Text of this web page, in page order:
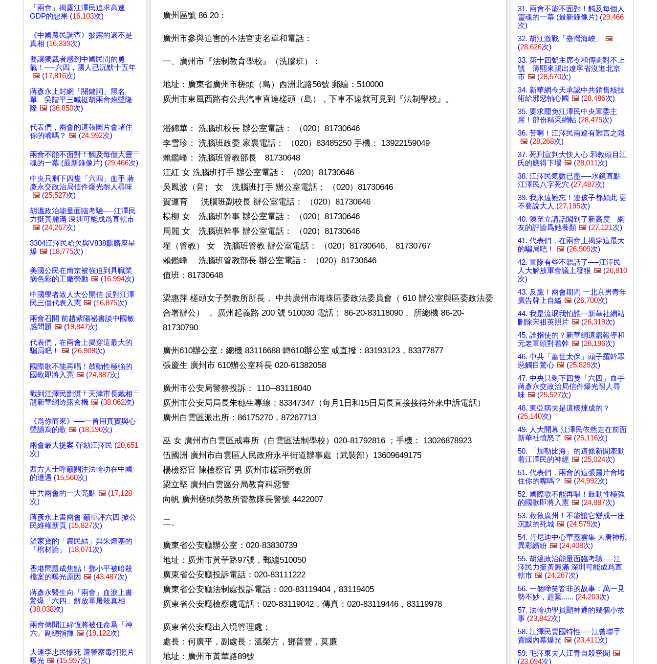
「兩會」揭露江澤民追求高速
GDP的惡果 (16,103次)
《中國農民調查》披露的還不是
真相 (16,339次)
要讓獨裁者感到中國民間的勇
氣！──六四，國人已沉默十五年
🖼️ (17,816次)
蔣彥永上封網「關鍵詞」黑名
單 吳階平三喊挺胡兩會炮聲隆
隆 🖼️ (36,850次)
代表們，兩會的這張圖片會堵住
你的嘴嗎？ 🖼️ (24,992次)
兩會不能不面對！觸及每個人靈
魂的一幕 (最新錄像片) (29,466次)
中央只剩下四隻「六四」血手 蔣
彥永交政治局信件爆光耐人尋味
🖼️ (25,527次)
胡溫政治能量面臨考驗──江澤民
力挺黃麗滿 深圳可能成爲直轄市
🖼️ (24,267次)
3304江澤民哈欠與V838麒麟座星
爆 🖼️ (18,775次)
美國公民在南京被強迫到具職業
病色彩的工廠勞動 🖼️ (16,994次)
中國學者致人大公開信 反對江澤
民三個代表入憲 🖼️ (16,875次)
兩會召開 前趙紫陽祕書談中國敏
感問題 🖼️ (19,847次)
代表們，在兩會上揭穿這最大的
騙局吧！
🖼️ (26,909次)
國際歌不能再唱！鼓動性極強的
國歌即將入憲 🖼️ (24,887次)
戳到江澤民劉淇！天津市長戴相
龍新華網透露玄機 🖼️ (38,062次)
《爲你而來》──一首用真實與心
聲譜寫的歌 🖼️ (18,190次)
兩會最大提案 彈劾江澤民 (20,651
次)
西方人士呼籲關注法輪功在中國
的遭遇 (15,560次)
中共兩會的一大亮點 🖼️ (17,128
次)
蔣彥永上書兩會 籲重評六四 掀公
民維權新頁 (15,827次)
溫家寶的「農民結」與朱熔基的
「棺材論」 (18,071次)
香港問題成焦點！鄧小平被暗殺
檔案的曝光原因 🖼️ (43,487次)
蔣彥永醫生向「兩會」血淚上書
驚爆「六四」解放軍屠殺真相
(38,038次)
兩會傳聞江綿恆將被任命爲「神
六」副總指揮 🖼️ (19,122次)
大連李忠民慘死 遭警察毒打照片
曝光 🖼️ (15,997次)
廣州區號 86 20：
廣州市參與迫害的不法官吏名單和電話：
一、廣州市『法制教育學校』（洗腦班）：
地址：廣東省廣州市槎頭（島）西洲北路56號 郵編：510000
廣州市東風西路有公共汽車直達槎頭（島），下車不遠就可見到『法制學校』。
潘錦華： 洗腦班校長 辦公室電話： （020）81730646
李雪珍： 洗腦班政委 家裏電話： （020）83485250 手機： 13922159049
賴鑑峰： 洗腦班管教部長　81730648
江紅 女 洗腦班打手 辦公室電話： （020）81730646
吳鳳波（音） 女　洗腦班打手 辦公室電話： （020）81730646
賀運育 　 洗腦班副校長 辦公室電話： （020）81730646
楊柳 女　洗腦班幹事 辦公室電話： （020）81730646
周麗 女　洗腦班幹事 辦公室電話： （020）81730646
翟（管教） 女　洗腦班管教 辦公室電話： （020）81730646、 81730767
賴鑑峰 　洗腦班管教部長 辦公室電話： （020）81730646
值班：81730648
梁惠萍 槎頭女子勞教所所長， 中共廣州市海珠區委政法委員會（ 610 辦公室與區委政法委
合署辦公） ， 廣州起義路 200 號 510030 電話： 86-20-83118090， 所總機 86-20-
81730790
廣州610辦公室：總機 83116688 轉610辦公室 或直撥：83193123，83377877
張慶生 廣州市 610辦公室科長 020-61382058
廣州市公安局警務投訴： 110─83118040
廣州市公安局局長朱穗生專線：83347347（每月1日和15日局長直接接待外來申訴電話）
廣州白雲區派出所：86175270，87267713
巫 女 廣州市白雲區戒毒所（白雲區法制學校）020-81792816 ；手機： 13026878923
伍國洲 廣州市白雲區人民政府永平街道辦事處（武裝部）13609649175
楊檢察官 陳檢察官 男 廣州市槎頭勞教所
梁立堅 廣州白雲區分局教育科惡警
向帆 廣州槎頭勞教所管教隊長警號 4422007
二、
廣東省公安廳辦公室：020-83830739
地址：廣州市黃華路97號，郵編510050
廣東省公安廳投訴電話：020-83111222
廣東省公安廳法制處投訴電話：020-83119404，83119405
廣東省公安廳檢察處電話：020-83119042，傳真：020-83119446，83119978
廣東省公安廳出入境管理處：
處長：何廣平，副處長：溫榮方，鄧普豐，莫廉
地址：廣州市黃華路89號
31. 兩會不能不面對！觸及每個人
靈魂的一幕 (最新錄像片) (29,466
次)
32. 胡江激戰「臺灣海峽」
🖼️
(28,626次)
33. 第十四號主席令和傳聞對不上
號 薄熙來踢出遼寧省沒進北京
市 🖼️ (28,570次)
34. 新華網今天承認中共銷售核技
術給邪惡軸心國 🖼️ (28,486次)
35. 要求罷免江澤民中央軍委主
席！部份精采網帖 (28,475次)
36. 苦啊！江澤民南巡有難言之隱
🖼️ (28,268次)
37. 死刑宣判大快人心 邪教頭目江
氏的應得下場 🖼️ (28,011次)
38. 江澤民氣數已盡──水鏡直點
江澤民八字死穴 (27,487次)
39. 我永遠難忘！連孩子都如此 更
不要說大人 (27,195次)
40. 陳至立講話闖到了新高度 網
友的評論爲她養顏 🖼️ (27,121次)
41. 代表們，在兩會上揭穿這最大
的騙局吧！
🖼️ (26,909次)
42. 軍隊有些不聽話了──江澤民
人大解放軍會議上發狠 🖼️ (26,810
次)
43. 反黨！兩會期間 一北京男青年
廣告牌上自縊 🖼️ (26,700次)
44. 我是流氓我怕誰---新華社網站
刪除宋祖英照片 🖼️ (26,319次)
45. 誰指使的？新華網這篇報導和
元老軍頭對着幹 🖼️ (26,196次)
46. 中共「蓋世太保」頭子羅幹罪
惡觸目驚心 🖼️ (25,829次)
47. 中央只剩下四隻「六四」血手
蔣彥永交政治局信件爆光耐人尋
味 🖼️ (25,527次)
48. 東亞病夫是這樣煉成的？
(25,140次)
49. 人大開幕 江澤民依然走在前面
新華社憤怒了 🖼️ (25,116次)
50. 「加勒比海」的這條新聞牽動
着江澤民的神經 🖼️ (25,024次)
51. 代表們，兩會的這張圖片會堵
住你的嘴嗎？ 🖼️ (24,992次)
52. 國際歌不能再唱！鼓動性極強
的國歌即將入憲 🖼️ (24,887次)
53. 救救廣州！不能讓它變成一座
沉默的死城 🖼️ (24,579次)
54. 肯尼迪中心華蓋雲集 大唐神韻
異彩繽紛 🖼️ (24,408次)
55. 胡溫政治能量面臨考驗──江
澤民力挺黃麗滿 深圳可能成爲直
轄市 🖼️ (24,267次)
56. 一個啼笑皆非的故事：萬一見
勢不妙，趕緊...... (24,203次)
57. 法輪功學員顯神通的幾個小故
事 (23,842次)
58. 江澤民賣國特性──江曾聯手
賣國內幕爆光 🖼️ (23,411次)
59. 毛澤東夫人江青自殺密聞 🖼️
(23,094次)